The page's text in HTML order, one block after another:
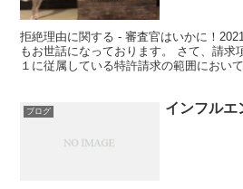
拒絶理由に関する - 審査官はいかに！
もお世話になっております。 さて、請求
１に従属している特許請求の範囲におい
ブログ インフルエ